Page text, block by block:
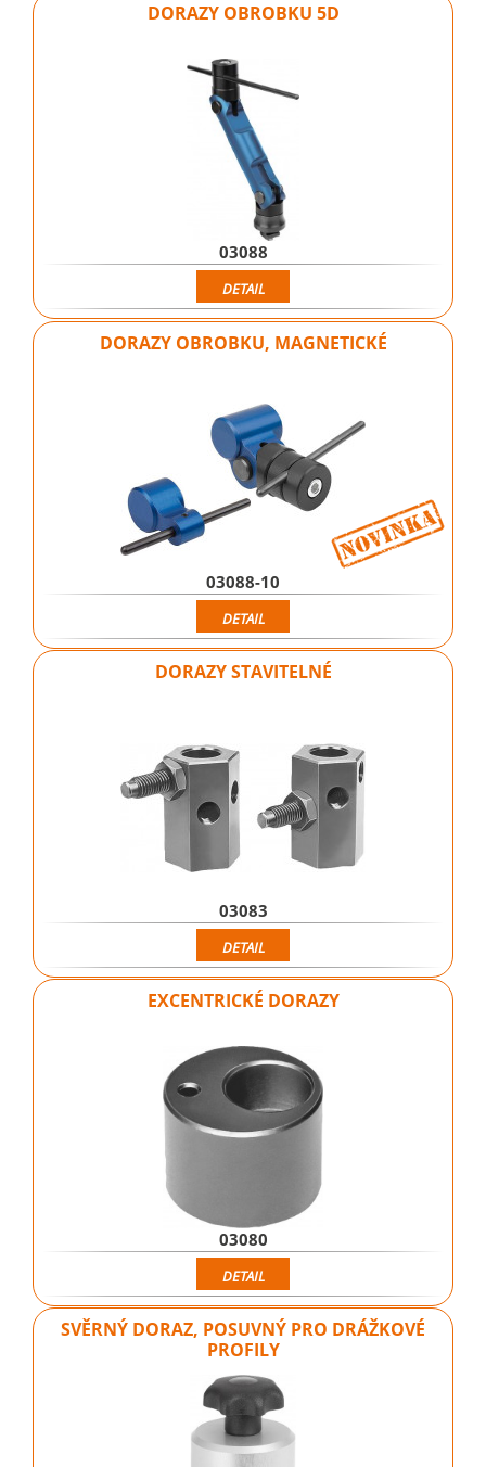
DORAZY OBROBKU 5D
03088
DETAIL
DORAZY OBROBKU, MAGNETICKÉ
03088-10
DETAIL
DORAZY STAVITELNÉ
03083
DETAIL
EXCENTRICKÉ DORAZY
03080
DETAIL
SVĚRNÝ DORAZ, POSUVNÝ PRO DRÁŽKOVÉ
PROFILY